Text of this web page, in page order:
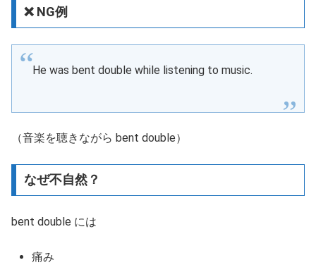
❌ NG例
He was bent double while listening to music.
（音楽を聴きながら bent double）
なぜ不自然？
bent double には
痛み